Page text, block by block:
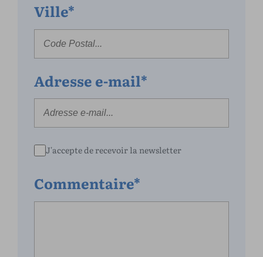
Ville*
Adresse e-mail*
J'accepte de recevoir la newsletter
Commentaire*